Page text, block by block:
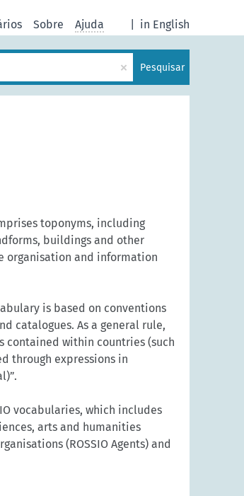
in English
Sobre Ajuda
× Pesquisar
toponyms, including
buildings and other
organisation and information
is based on conventions
catalogues. As a general rule,
contained within countries (such
through expressions in
vocabularies, which includes
arts and humanities
(ROSSIO Agents) and